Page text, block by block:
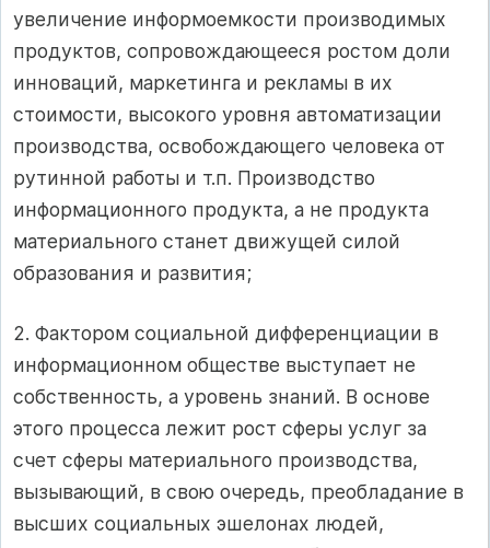
увеличение информоемкости производимых
продуктов, сопровождающееся ростом доли
инноваций, маркетинга и рекламы в их
стоимости, высокого уровня автоматизации
производства, освобождающего человека от
рутинной работы и т.п. Производство
информационного продукта, а не продукта
материального станет движущей силой
образования и развития;
2. Фактором социальной дифференциации в
информационном обществе выступает не
собственность, а уровень знаний. В основе
этого процесса лежит рост сферы услуг за
счет сферы материального производства,
вызывающий, в свою очередь, преобладание в
высших социальных эшелонах людей,